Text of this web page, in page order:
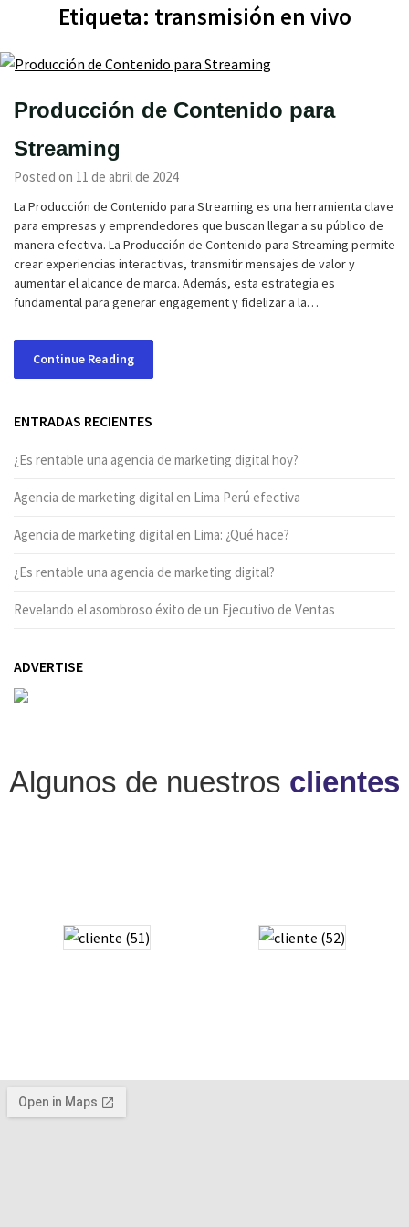
Etiqueta: transmisión en vivo
Producción de Contenido para
Streaming
Posted on 11 de abril de 2024
La Producción de Contenido para Streaming es una herramienta clave
para empresas y emprendedores que buscan llegar a su público de
manera efectiva. La Producción de Contenido para Streaming permite
crear experiencias interactivas, transmitir mensajes de valor y
aumentar el alcance de marca. Además, esta estrategia es
fundamental para generar engagement y fidelizar a la…
Continue Reading
ENTRADAS RECIENTES
¿Es rentable una agencia de marketing digital hoy?
Agencia de marketing digital en Lima Perú efectiva
Agencia de marketing digital en Lima: ¿Qué hace?
¿Es rentable una agencia de marketing digital?
Revelando el asombroso éxito de un Ejecutivo de Ventas
ADVERTISE
Algunos de nuestros clientes